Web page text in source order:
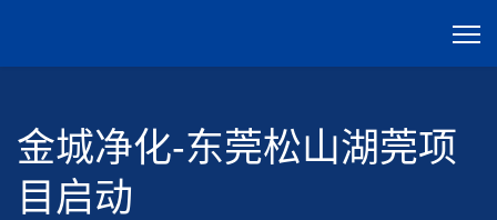
金城净化-东莞松山湖莞项
目启动